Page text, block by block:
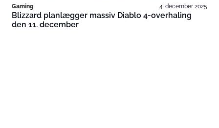
Gaming 4. december 2025
Blizzard planlægger massiv Diablo 4-overhaling
den 11. december